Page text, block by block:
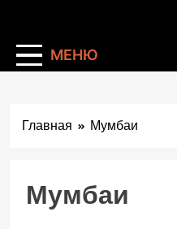
МЕНЮ
Главная Мумбаи
Мумбаи